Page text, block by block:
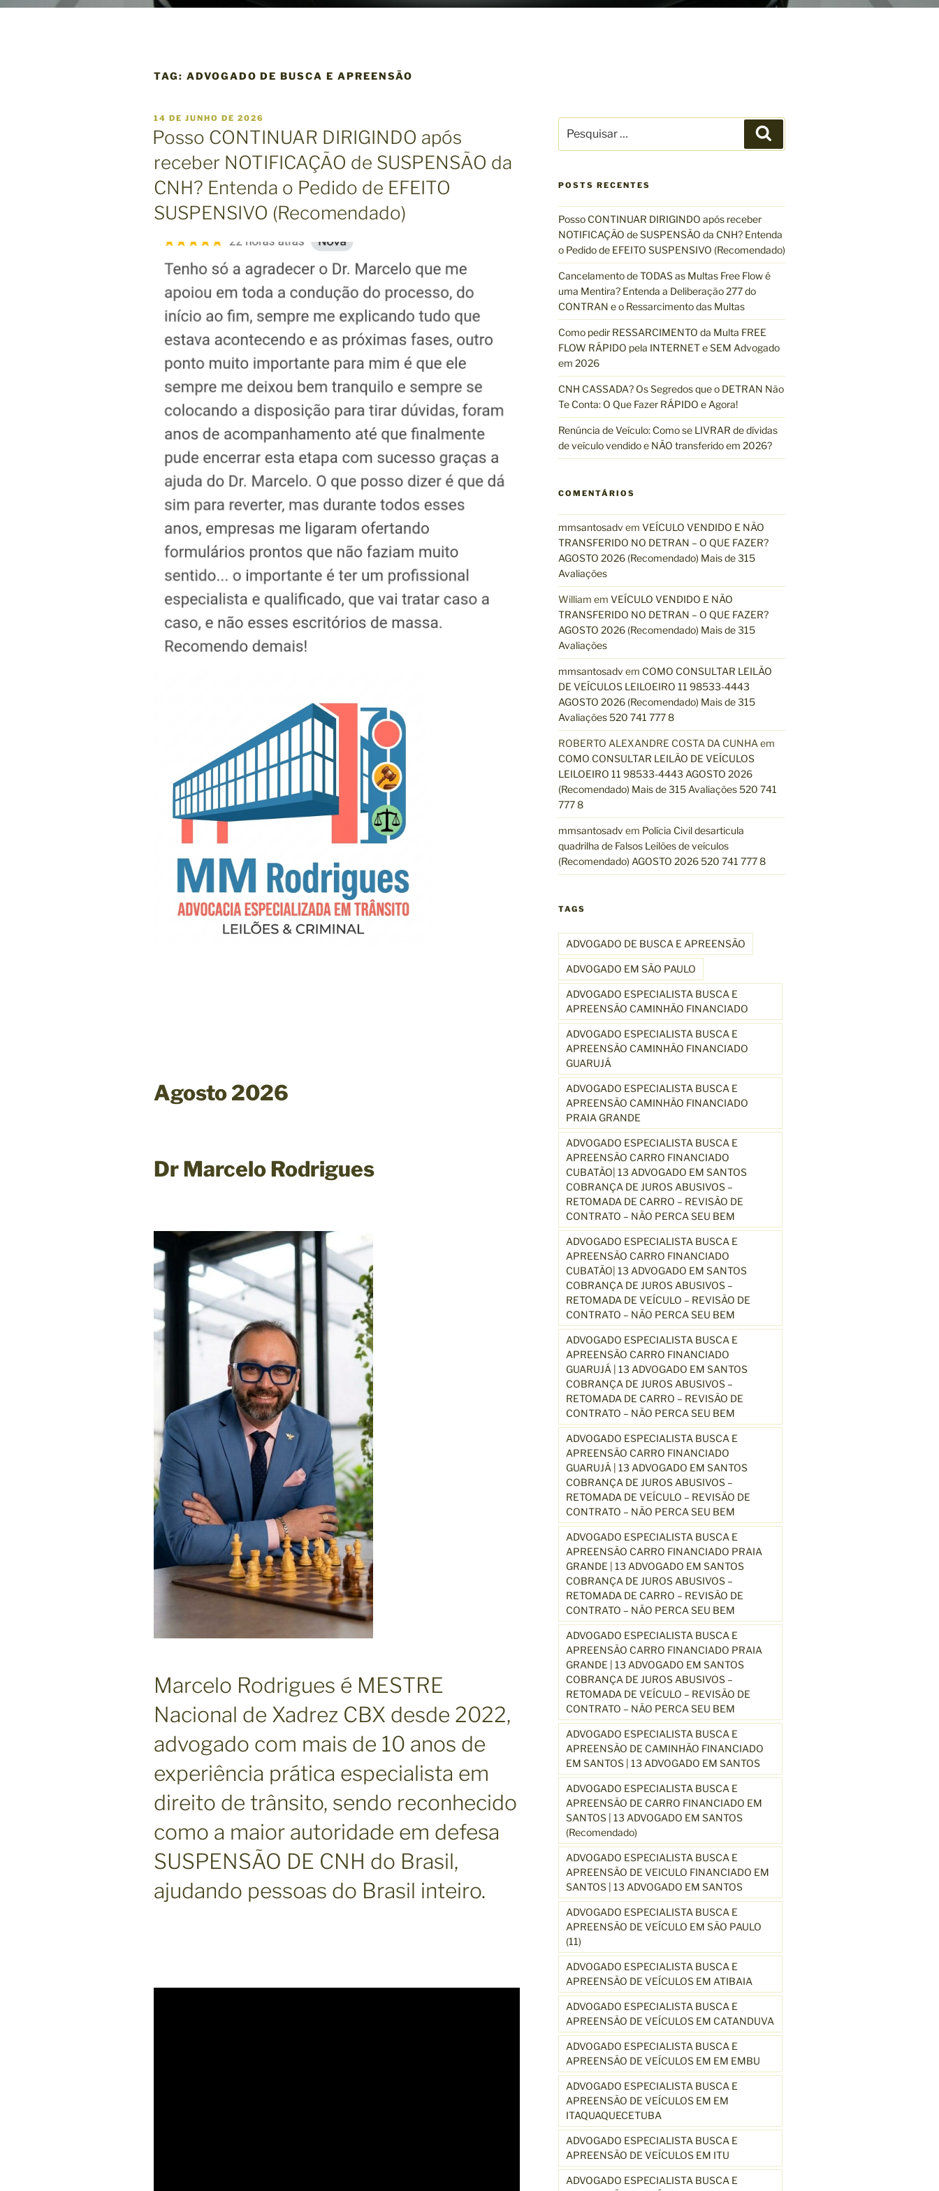
TAG: ADVOGADO DE BUSCA E APREENSÃO
P
U
B
I
A
D
O
E
14 DE JUNHO DE 2026
Posso CONTINUAR DIRIGINDO após
receber NOTIFICAÇÃO de SUSPENSÃO da
CNH? Entenda o Pedido de EFEITO
SUSPENSIVO (Recomendado)
Agosto 2026
Dr Marcelo Rodrigues
Marcelo Rodrigues é MESTRE
Nacional de Xadrez CBX desde 2022,
advogado com mais de 10 anos de
experiência prática especialista em
direito de trânsito, sendo reconhecido
como a maior autoridade em defesa
SUSPENSÃO DE CNH do Brasil,
ajudando pessoas do Brasil inteiro.
s
u
s
a
r
p
o
r
:
e
s
a
r
POSTS RECENTES
Posso CONTINUAR DIRIGINDO após receber
NOTIFICAÇÃO de SUSPENSÃO da CNH? Entenda
o Pedido de EFEITO SUSPENSIVO (Recomendado)
Cancelamento de TODAS as Multas Free Flow é
uma Mentira? Entenda a Deliberação 277 do
CONTRAN e o Ressarcimento das Multas
Como pedir RESSARCIMENTO da Multa FREE
FLOW RÁPIDO pela INTERNET e SEM Advogado
em 2026
CNH CASSADA? Os Segredos que o DETRAN Não
Te Conta: O Que Fazer RÁPIDO e Agora!
Renúncia de Veículo: Como se LIVRAR de dívidas
de veículo vendido e NÃO transferido em 2026?
COMENTÁRIOS
mmsantosadv em VEÍCULO VENDIDO E NÃO
TRANSFERIDO NO DETRAN – O QUE FAZER?
AGOSTO 2026 (Recomendado) Mais de 315
Avaliações
William em VEÍCULO VENDIDO E NÃO
TRANSFERIDO NO DETRAN – O QUE FAZER?
AGOSTO 2026 (Recomendado) Mais de 315
Avaliações
mmsantosadv em COMO CONSULTAR LEILÃO
DE VEÍCULOS LEILOEIRO 11 98533-4443
AGOSTO 2026 (Recomendado) Mais de 315
Avaliações 520 741 777 8
ROBERTO ALEXANDRE COSTA DA CUNHA em
COMO CONSULTAR LEILÃO DE VEÍCULOS
LEILOEIRO 11 98533-4443 AGOSTO 2026
(Recomendado) Mais de 315 Avaliações 520 741
777 8
mmsantosadv em Polícia Civil desarticula
quadrilha de Falsos Leilões de veículos
(Recomendado) AGOSTO 2026 520 741 777 8
TAGS
ADVOGADO DE BUSCA E APREENSÃO
ADVOGADO EM SÃO PAULO
ADVOGADO ESPECIALISTA BUSCA E
APREENSÃO CAMINHÃO FINANCIADO
ADVOGADO ESPECIALISTA BUSCA E
APREENSÃO CAMINHÃO FINANCIADO
GUARUJÁ
ADVOGADO ESPECIALISTA BUSCA E
APREENSÃO CAMINHÃO FINANCIADO
PRAIA GRANDE
ADVOGADO ESPECIALISTA BUSCA E
APREENSÃO CARRO FINANCIADO
CUBATÃO| 13 ADVOGADO EM SANTOS
COBRANÇA DE JUROS ABUSIVOS –
RETOMADA DE CARRO – REVISÃO DE
CONTRATO – NÃO PERCA SEU BEM
ADVOGADO ESPECIALISTA BUSCA E
APREENSÃO CARRO FINANCIADO
CUBATÃO| 13 ADVOGADO EM SANTOS
COBRANÇA DE JUROS ABUSIVOS –
RETOMADA DE VEÍCULO – REVISÃO DE
CONTRATO – NÃO PERCA SEU BEM
ADVOGADO ESPECIALISTA BUSCA E
APREENSÃO CARRO FINANCIADO
GUARUJÁ | 13 ADVOGADO EM SANTOS
COBRANÇA DE JUROS ABUSIVOS –
RETOMADA DE CARRO – REVISÃO DE
CONTRATO – NÃO PERCA SEU BEM
ADVOGADO ESPECIALISTA BUSCA E
APREENSÃO CARRO FINANCIADO
GUARUJÁ | 13 ADVOGADO EM SANTOS
COBRANÇA DE JUROS ABUSIVOS –
RETOMADA DE VEÍCULO – REVISÃO DE
CONTRATO – NÃO PERCA SEU BEM
ADVOGADO ESPECIALISTA BUSCA E
APREENSÃO CARRO FINANCIADO PRAIA
GRANDE | 13 ADVOGADO EM SANTOS
COBRANÇA DE JUROS ABUSIVOS –
RETOMADA DE CARRO – REVISÃO DE
CONTRATO – NÃO PERCA SEU BEM
ADVOGADO ESPECIALISTA BUSCA E
APREENSÃO CARRO FINANCIADO PRAIA
GRANDE | 13 ADVOGADO EM SANTOS
COBRANÇA DE JUROS ABUSIVOS –
RETOMADA DE VEÍCULO – REVISÃO DE
CONTRATO – NÃO PERCA SEU BEM
ADVOGADO ESPECIALISTA BUSCA E
APREENSÃO DE CAMINHÃO FINANCIADO
EM SANTOS | 13 ADVOGADO EM SANTOS
ADVOGADO ESPECIALISTA BUSCA E
APREENSÃO DE CARRO FINANCIADO EM
SANTOS | 13 ADVOGADO EM SANTOS
(Recomendado)
ADVOGADO ESPECIALISTA BUSCA E
APREENSÃO DE VEICULO FINANCIADO EM
SANTOS | 13 ADVOGADO EM SANTOS
ADVOGADO ESPECIALISTA BUSCA E
APREENSÃO DE VEÍCULO EM SÃO PAULO
(11)
ADVOGADO ESPECIALISTA BUSCA E
APREENSÃO DE VEÍCULOS EM ATIBAIA
ADVOGADO ESPECIALISTA BUSCA E
APREENSÃO DE VEÍCULOS EM CATANDUVA
ADVOGADO ESPECIALISTA BUSCA E
APREENSÃO DE VEÍCULOS EM EM EMBU
ADVOGADO ESPECIALISTA BUSCA E
APREENSÃO DE VEÍCULOS EM EM
ITAQUAQUECETUBA
ADVOGADO ESPECIALISTA BUSCA E
APREENSÃO DE VEÍCULOS EM ITU
ADVOGADO ESPECIALISTA BUSCA E